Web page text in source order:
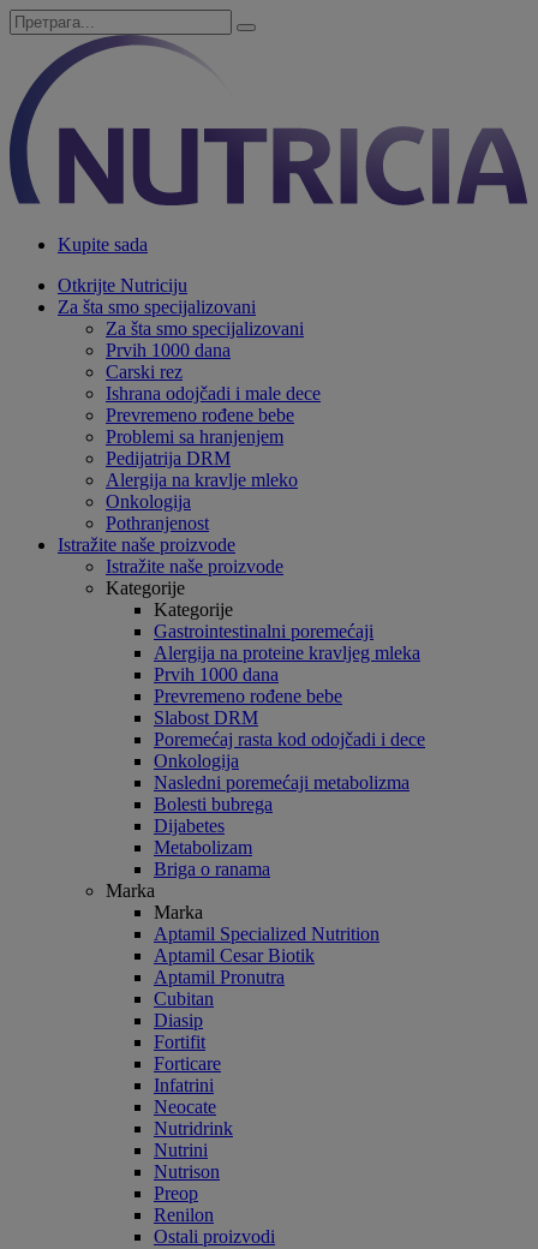
Kupite sada
Otkrijte Nutriciju
Za šta smo specijalizovani
Za šta smo specijalizovani
Prvih 1000 dana
Carski rez
Ishrana odojčadi i male dece
Prevremeno rođene bebe
Problemi sa hranjenjem
Pedijatrija DRM
Alergija na kravlje mleko
Onkologija
Pothranjenost
Istražite naše proizvode
Istražite naše proizvode
Kategorije
Kategorije
Gastrointestinalni poremećaji
Alergija na proteine kravljeg mleka
Prvih 1000 dana
Prevremeno rođene bebe
Slabost DRM
Poremećaj rasta kod odojčadi i dece
Onkologija
Nasledni poremećaji metabolizma
Bolesti bubrega
Dijabetes
Metabolizam
Briga o ranama
Marka
Marka
Aptamil Specialized Nutrition
Aptamil Cesar Biotik
Aptamil Pronutra
Cubitan
Diasip
Fortifit
Forticare
Infatrini
Neocate
Nutridrink
Nutrini
Nutrison
Preop
Renilon
Ostali proizvodi